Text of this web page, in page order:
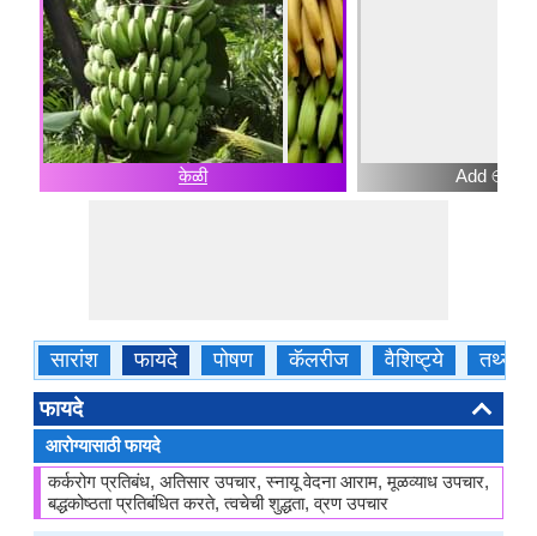
केळी Add ⊕
सारांश फायदे पोषण कॅलरीज वैशिष्ट्ये तथ्ये
फायदे
आरोग्यासाठी फायदे
कर्करोग प्रतिबंध, अतिसार उपचार, स्नायू वेदना आराम, मूळव्याध उपचार,
बद्धकोष्ठता प्रतिबंधित करते, त्वचेची शुद्धता, व्रण उपचार